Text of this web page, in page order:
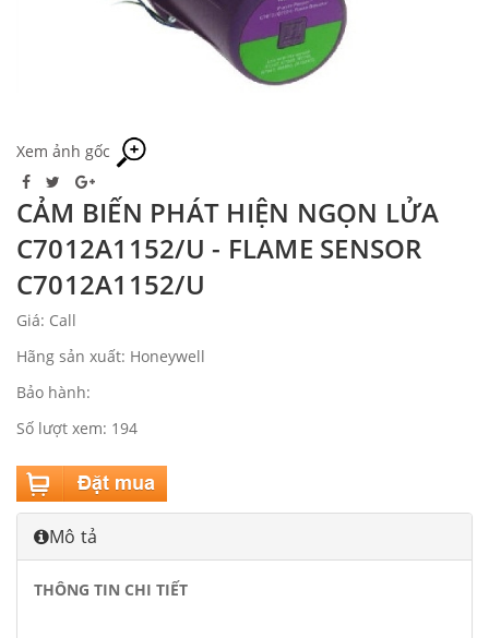
Xem ảnh gốc
CẢM BIẾN PHÁT HIỆN NGỌN LỬA
C7012A1152/U - FLAME SENSOR
C7012A1152/U
Giá: Call
Hãng sản xuất: Honeywell
Bảo hành:
Số lượt xem: 194
Mô tả
THÔNG TIN CHI TIẾT